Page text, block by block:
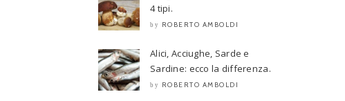
4 tipi.
by ROBERTO AMBOLDI
Alici, Acciughe, Sarde e
Sardine: ecco la differenza.
by ROBERTO AMBOLDI